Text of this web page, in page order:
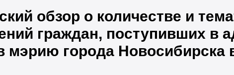
обзор о количестве и
граждан, поступивших в
мэрию города Новосибирска